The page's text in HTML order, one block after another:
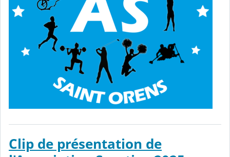
Clip de présentation de